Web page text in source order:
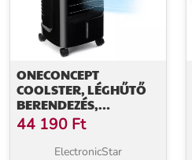
ONECONCEPT
COOLSTER, LÉGHŰTŐ
BERENDEZÉS,
VENTILÁTOR,
IONIZÁTOR, 60 W, 320
M³/H , 4 LITERES
44 190 Ft
ElectronicStar